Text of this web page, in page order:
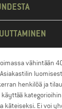
vähintään
henkilöä ja
käteiseksi. Ei voi